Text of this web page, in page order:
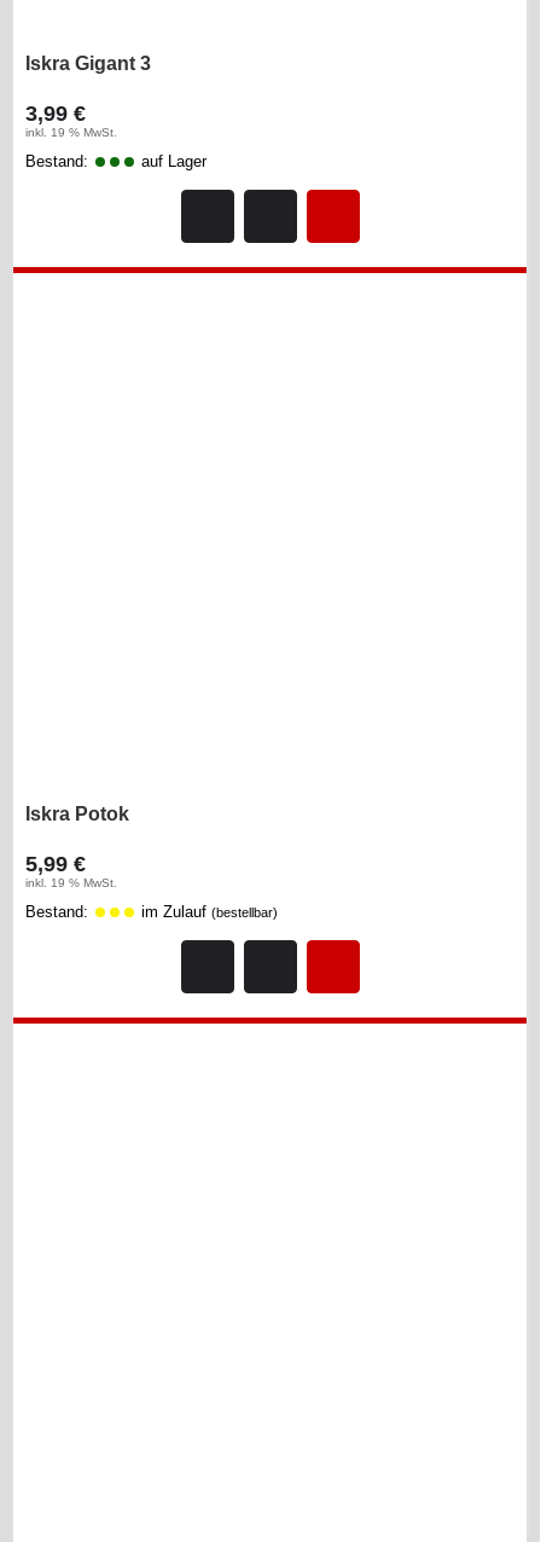
Iskra Gigant 3
3,99 €
inkl. 19 % MwSt.
Bestand: auf Lager
Iskra Potok
5,99 €
inkl. 19 % MwSt.
Bestand: im Zulauf (bestellbar)